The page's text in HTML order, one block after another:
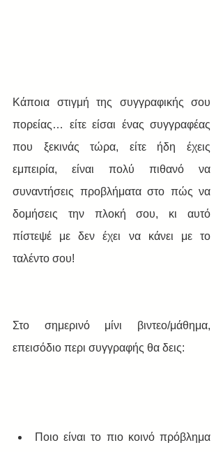
Κάποια στιγμή της συγγραφικής σου
πορείας… είτε είσαι ένας συγγραφέας
που ξεκινάς τώρα, είτε ήδη έχεις
εμπειρία, είναι πολύ πιθανό να
συναντήσεις προβλήματα στο πώς να
δομήσεις την πλοκή σου, κι αυτό
πίστεψέ με δεν έχει να κάνει με το
ταλέντο σου!
Στο σημερινό μίνι βιντεο/μάθημα,
επεισόδιο περι συγγραφής θα δεις:
Ποιο είναι το πιο κοινό πρόβλημα